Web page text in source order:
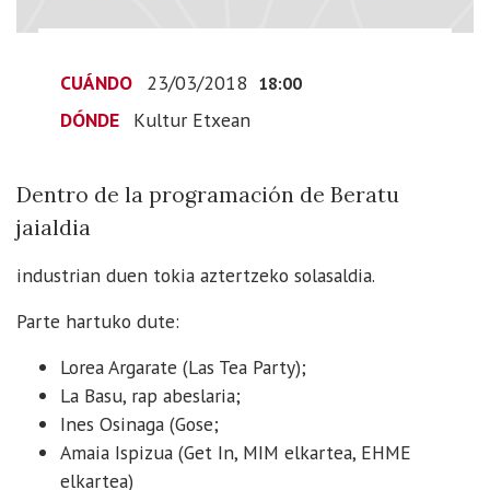
23T19:00:00+01:00
Beratu
jaialdia
CUÁNDO 23/03/2018 18:00
DÓNDE Kultur Etxean
Dentro de la programación de Beratu
jaialdia
industrian duen tokia aztertzeko solasaldia.
Parte hartuko dute:
Lorea Argarate (Las Tea Party);
La Basu, rap abeslaria;
Ines Osinaga (Gose;
Amaia Ispizua (Get In, MIM elkartea, EHME
elkartea)